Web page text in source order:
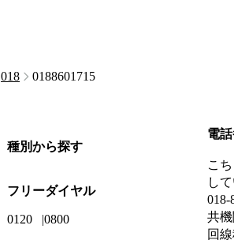
018 0188601715
電
こ
し
018-
共
回
種別から探す
フリーダイヤル
0120 0800